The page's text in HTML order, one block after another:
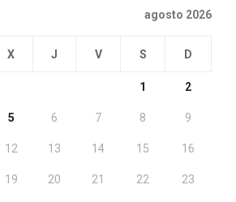
agosto 2026
X J V S D
1 2
5 6 7 8 9
12 13 14 15 16
19 20 21 22 23